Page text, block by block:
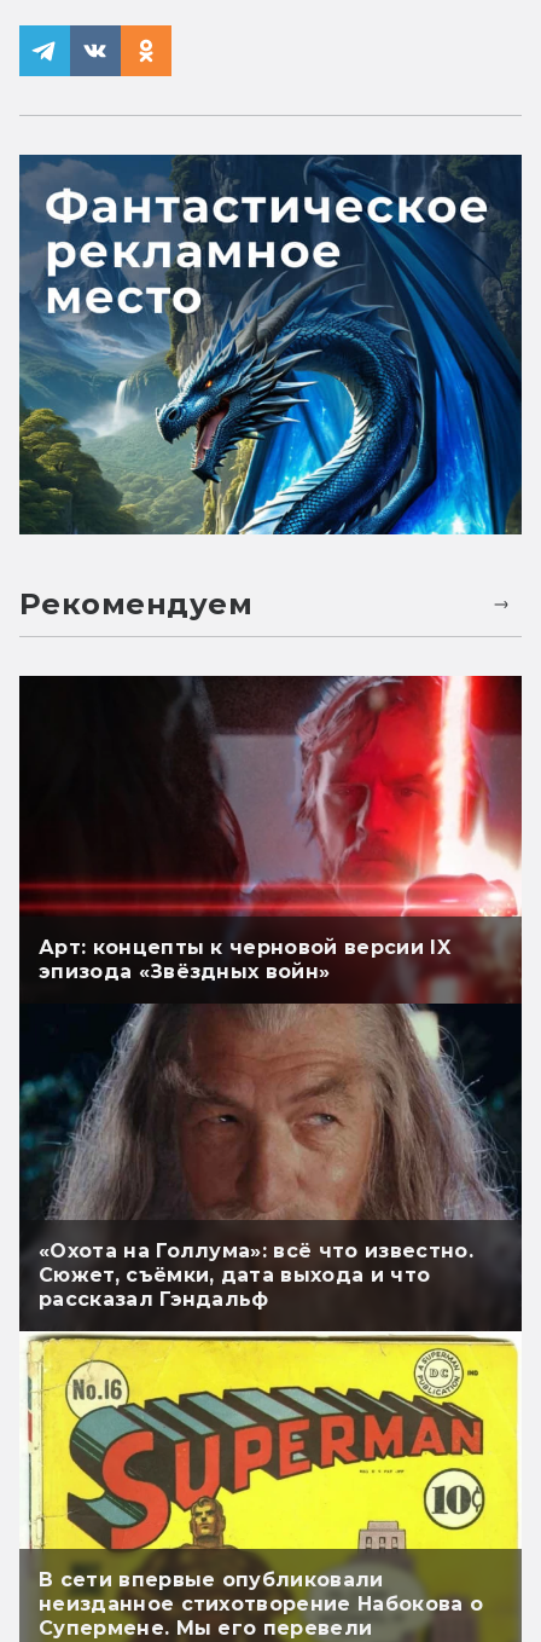
Рекомендуем
Арт: концепты к черновой версии IX
эпизода «Звёздных войн»
«Охота на Голлума»: всё что известно.
Сюжет, съёмки, дата выхода и что
рассказал Гэндальф
В сети впервые опубликовали
неизданное стихотворение Набокова о
Супермене. Мы его перевели